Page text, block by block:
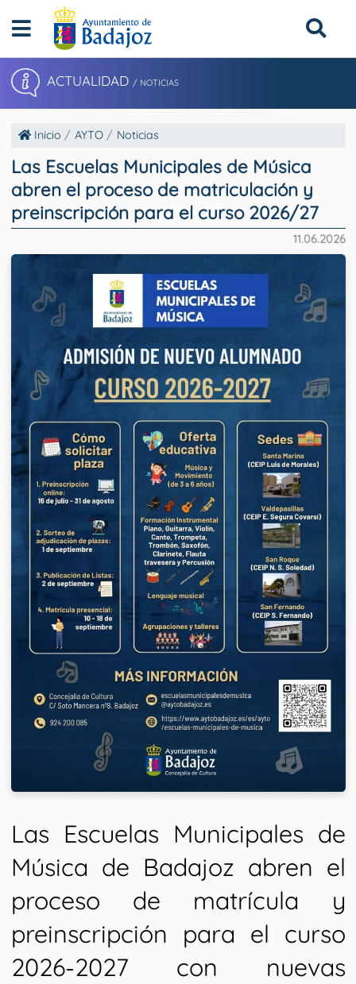
ACTUALIDAD / NOTICIAS
Inicio AYTO Noticias
Las Escuelas Municipales de Música
abren el proceso de matriculación y
preinscripción para el curso 2026/27
11.06.2026
Las Escuelas Municipales de
Música de Badajoz abren el
proceso de matrícula y
preinscripción para el curso
2026-2027 con nuevas